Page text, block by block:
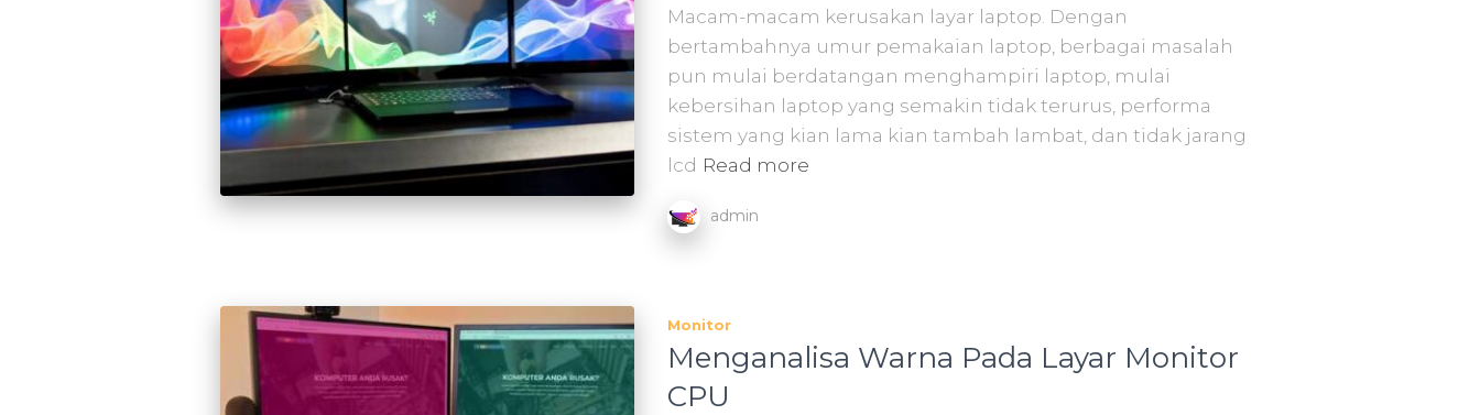
Macam-macam kerusakan layar laptop. Dengan
bertambahnya umur pemakaian laptop, berbagai masalah
pun mulai berdatangan menghampiri laptop, mulai
kebersihan laptop yang semakin tidak terurus, performa
sistem yang kian lama kian tambah lambat, dan tidak jarang
lcd Read more
admin
Monitor
Menganalisa Warna Pada Layar Monitor
CPU